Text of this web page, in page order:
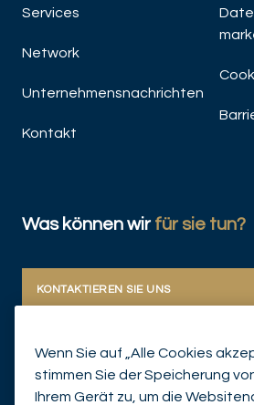
Services
Network
Unternehmensnachrichten
Kontakt
Was können wir für sie tun?
KONTAKTIEREN SIE UNS
Wenn Sie auf „Alle Cookies
stimmen Sie der Speicherung
Ihrem Gerät zu, um die